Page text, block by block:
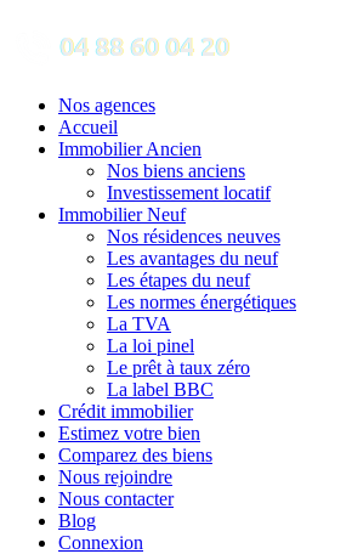
Nos agences
Accueil
Immobilier Ancien
Nos biens anciens
Investissement locatif
Immobilier Neuf
Nos résidences neuves
Les avantages du neuf
Les étapes du neuf
Les normes énergétiques
La TVA
La loi pinel
Le prêt à taux zéro
La label BBC
Crédit immobilier
Estimez votre bien
Comparez des biens
Nous rejoindre
Nous contacter
Blog
Connexion